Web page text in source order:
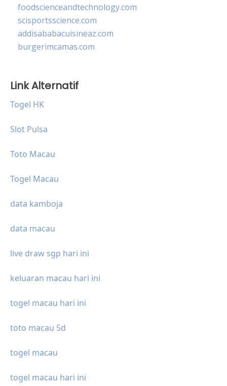
foodscienceandtechnology.com
scisportsscience.com
addisababacuisineaz.com
burgerimcamas.com
Link Alternatif
Togel HK
Slot Pulsa
Toto Macau
Togel Macau
data kamboja
data macau
live draw sgp hari ini
keluaran macau hari ini
togel macau hari ini
toto macau 5d
togel macau
togel macau hari ini